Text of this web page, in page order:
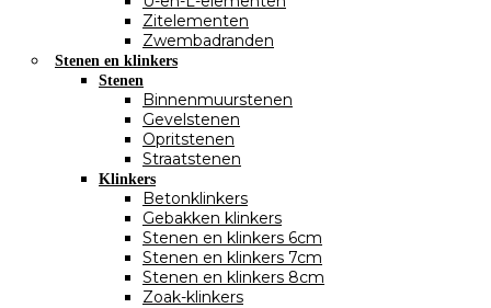
Zitelementen
Zwembadranden
Stenen en klinkers
Stenen
Binnenmuurstenen
Gevelstenen
Opritstenen
Straatstenen
Klinkers
Betonklinkers
Gebakken klinkers
Stenen en klinkers 6cm
Stenen en klinkers 7cm
Stenen en klinkers 8cm
Zoak-klinkers